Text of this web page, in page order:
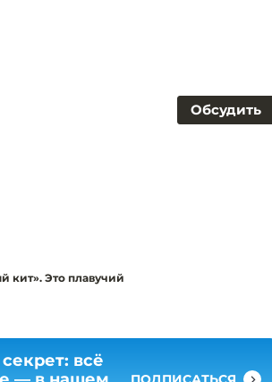
Обсудить
кит». Это плавучий
всё